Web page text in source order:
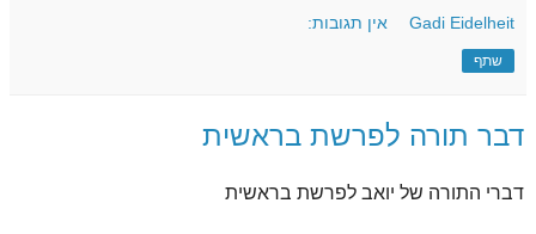
Gadi Eidelheit אין תגובות:
שתף
דבר תורה לפרשת בראשית
דברי התורה של יואב לפרשת בראשית